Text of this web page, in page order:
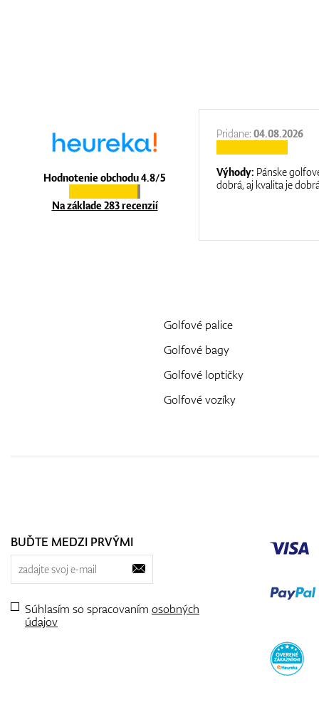
Hodnotenie obchodu 4.8/5
Na základe 283 recenzií
It is a great shop where they help you
Pridane:04.08.2026
Výhody: Pánske
dobrá, aj kvalita je
Golfové palice
Golfové bagy
Golfové loptičky
Golfové vozíky
BUĎTE MEDZI PRVÝMI
Súhlasím so spracovaním osobných
údajov